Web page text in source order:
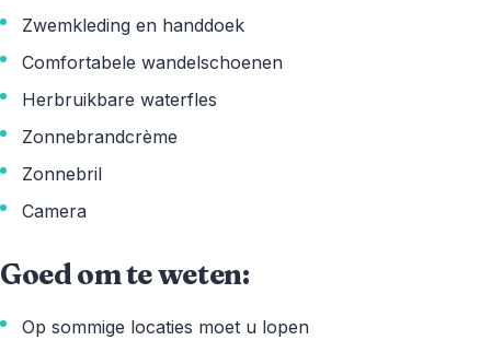
Zwemkleding en handdoek
Comfortabele wandelschoenen
Herbruikbare waterfles
Zonnebrandcrème
Zonnebril
Camera
Goed om te weten:
Op sommige locaties moet u lopen